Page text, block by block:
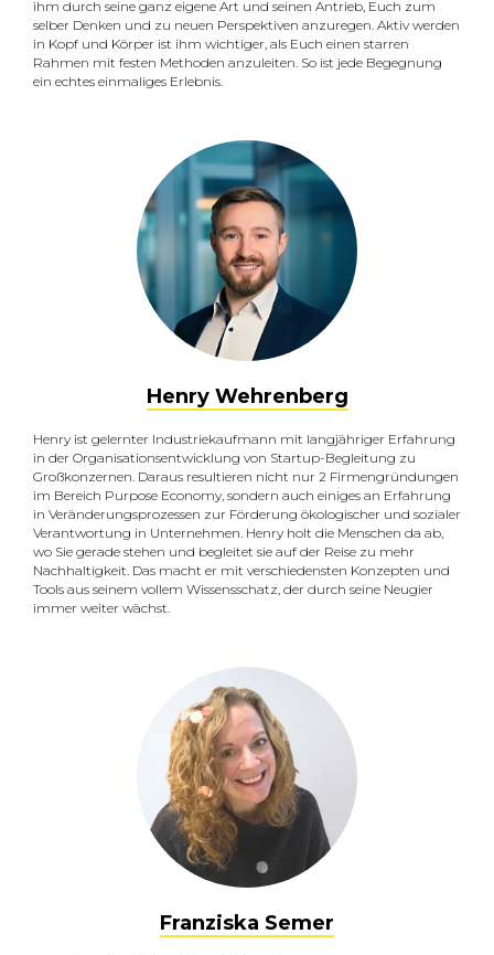
ihm durch seine ganz eigene Art und seinen Antrieb, Euch zum
selber Denken und zu neuen Perspektiven anzuregen. Aktiv werden
in Kopf und Körper ist ihm wichtiger, als Euch einen starren
Rahmen mit festen Methoden anzuleiten. So ist jede Begegnung
ein echtes einmaliges Erlebnis.
Henry Wehrenberg
Henry ist gelernter Industriekaufmann mit langjähriger Erfahrung
in der Organisationsentwicklung von Startup-Begleitung zu
Großkonzernen. Daraus resultieren nicht nur 2 Firmengründungen
im Bereich Purpose Economy, sondern auch einiges an Erfahrung
in Veränderungsprozessen zur Förderung ökologischer und sozialer
Verantwortung in Unternehmen. Henry holt die Menschen da ab,
wo Sie gerade stehen und begleitet sie auf der Reise zu mehr
Nachhaltigkeit. Das macht er mit verschiedensten Konzepten und
Tools aus seinem vollem Wissensschatz, der durch seine Neugier
immer weiter wächst.
Franziska Semer